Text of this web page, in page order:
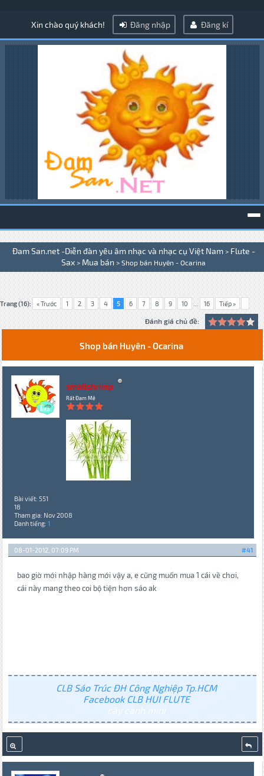
Xin chào quý khách! Đăng nhập Đăng kí
Đam San.net -Diễn đàn yêu âm nhạc và nhạc cụ Việt Nam > Flute -
Sax > Mua bán > Shop bán Huyên - Ocarina
Trang (16): « Trước 1 2 3 4 5 6 7 8 9 10 ... 16 Tiếp »
Đánh giá chủ đề:
Shop bán Huyên - Ocarina
smallshrimp
Rất Đam Mê
Bài viết: 551
18
Tham gia: Nov 2008
Danh tiếng: 1
#41
08-01-2012, 07:09 PM
bao giờ mới nhập hàng mới vậy a, e cũng muốn mua 1 cái về chơi,
cái này mang theo coi bộ tiện hơn sáo ak
CLB Sáo Trúc ĐH Công Nghiệp Tp.HCM
Facebook CLB HUI FLUTE
cây cảnh mini